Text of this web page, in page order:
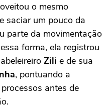
o mesmo
saciar um pouco da
parte da movimentação
forma, ela registrou
Zili e de sua
, pontuando a
antes de